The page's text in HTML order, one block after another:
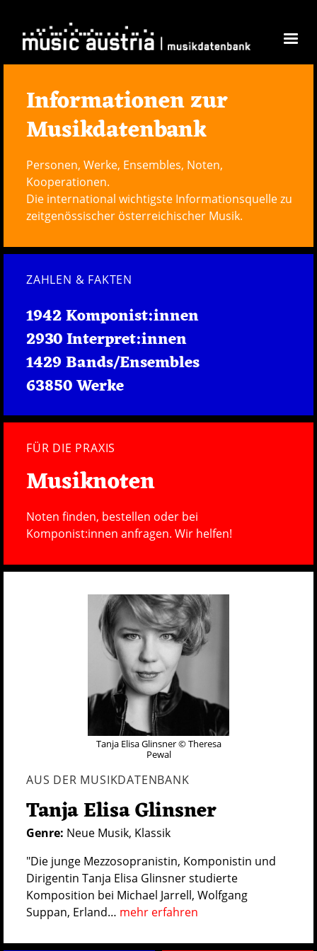
Informationen zur
Musikdatenbank
Personen, Werke, Ensembles, Noten,
Kooperationen.
Die international wichtigste Informationsquelle zu
zeitgenössischer österreichischer Musik.
ZAHLEN & FAKTEN
1942 Komponist:innen
2930 Interpret:innen
1429 Bands/Ensembles
63850 Werke
FÜR DIE PRAXIS
Musiknoten
Noten finden, bestellen oder bei
Komponist:innen anfragen. Wir helfen!
Tanja Elisa Glinsner ©Theresa
Pewal
AUS DER MUSIKDATENBANK
Tanja Elisa Glinsner
Genre: Neue Musik, Klassik
"Die junge Mezzosopranistin, Komponistin und
Dirigentin Tanja Elisa Glinsner studierte
Komposition bei Michael Jarrell, Wolfgang
Suppan, Erland… mehr erfahren